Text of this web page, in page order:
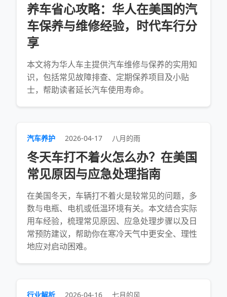
养车省心攻略：华人在美国的汽
车保养与维修经验，时代车行分
享
本文将为华人车主提供汽车维修与保养的实用知
识，包括常见故障排查、定期保养项目及小贴
士，帮助读者延长汽车使用寿命。
汽车养护 2026-04-17 八月的雨
冬天车打不着火怎么办？在美国
常见原因与应急处理指南
在美国冬天，车辆打不着火是较常见的问题，多
数与电瓶、电机或低温环境有关。本文结合实际
用车经验，梳理常见原因、应急处理步骤以及日
常预防建议，帮助你在寒冷天气中更安全、理性
地应对启动困难。
行业解析 2026-04-16 七月的风